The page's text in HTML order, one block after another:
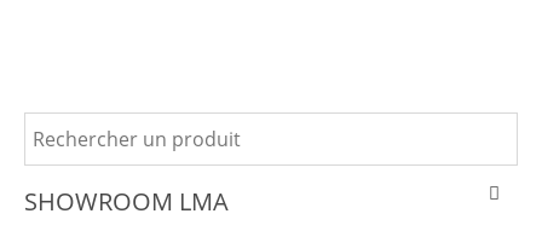
SHOWROOM LMA